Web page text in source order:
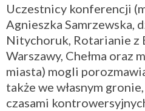
Uczestnicy konferencji
Agnieszka Samrzewska,
Nitychoruk, Rotarianie z
Warszawy, Chełma oraz
miasta) mogli
także we własnym
czasami